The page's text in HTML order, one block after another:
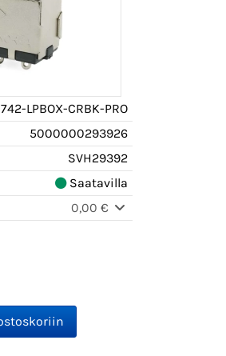
742-LPBOX-CRBK-PRO
5000000293926
SVH29392
Saatavilla
0,00 €